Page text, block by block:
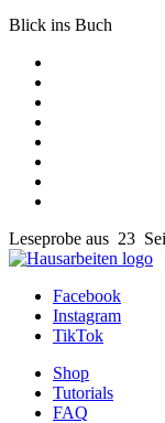
Blick ins Buch
Leseprobe aus 23
Facebook
Instagram
TikTok
Shop
Tutorials
FAQ